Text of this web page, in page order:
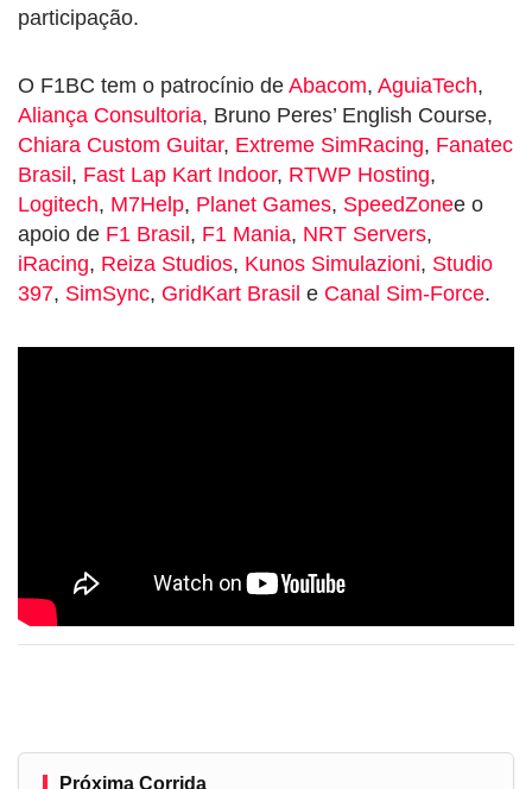
participação.
O F1BC tem o patrocínio de Abacom, AguiaTech,
Aliança Consultoria, Bruno Peres’ English Course,
Chiara Custom Guitar, Extreme SimRacing, Fanatec
Brasil , Fast Lap Kart Indoor, RTWP Hosting,
Logitech, M7Help, Planet Games, SpeedZonee o
apoio de F1 Brasil , F1 Mania, NRT Servers,
iRacing, Reiza Studios, Kunos Simulazioni, Studio
397, SimSync, GridKart Brasil e Canal Sim-Force.
Próxima Corrida